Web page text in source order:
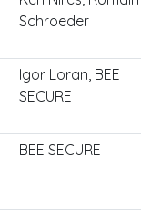
Schroeder
Igor Loran, BEE
SECURE
BEE SECURE